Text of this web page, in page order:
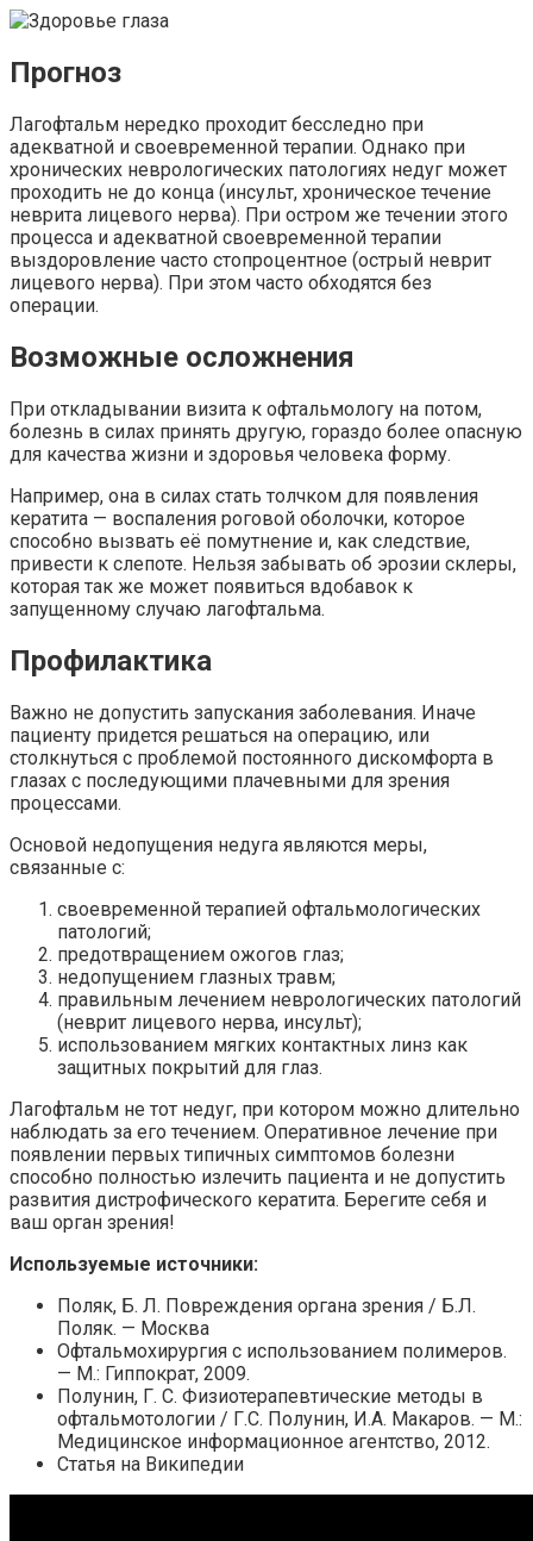
Прогноз
Лагофтальм нередко проходит бесследно при
адекватной и своевременной терапии. Однако при
хронических неврологических патологиях недуг может
проходить не до конца (инсульт, хроническое течение
неврита лицевого нерва). При остром же течении этого
процесса и адекватной своевременной терапии
выздоровление часто стопроцентное (острый неврит
лицевого нерва). При этом часто обходятся без
операции.
Возможные осложнения
При откладывании визита к офтальмологу на потом,
болезнь в силах принять другую, гораздо более опасную
для качества жизни и здоровья человека форму.
Например, она в силах стать толчком для появления
кератита — воспаления роговой оболочки, которое
способно вызвать её помутнение и, как следствие,
привести к слепоте. Нельзя забывать об эрозии склеры,
которая так же может появиться вдобавок к
запущенному случаю лагофтальма.
Профилактика
Важно не допустить запускания заболевания. Иначе
пациенту придется решаться на операцию, или
столкнуться с проблемой постоянного дискомфорта в
глазах с последующими плачевными для зрения
процессами.
Основой недопущения недуга являются меры,
связанные с:
своевременной терапией офтальмологических
патологий;
предотвращением ожогов глаз;
недопущением глазных травм;
правильным лечением неврологических патологий
(неврит лицевого нерва, инсульт);
использованием мягких контактных линз как
защитных покрытий для глаз.
Лагофтальм не тот недуг, при котором можно длительно
наблюдать за его течением. Оперативное лечение при
появлении первых типичных симптомов болезни
способно полностью излечить пациента и не допустить
развития дистрофического кератита. Берегите себя и
ваш орган зрения!
Используемые источники:
Поляк, Б. Л. Повреждения органа зрения / Б.Л.
Поляк. — Москва
Офтальмохирургия с использованием полимеров.
— М.: Гиппократ, 2009.
Полунин, Г. С. Физиотерапевтические методы в
офтальмотологии / Г.С. Полунин, И.А. Макаров. — М.:
Медицинское информационное агентство, 2012.
Статья на Википедии